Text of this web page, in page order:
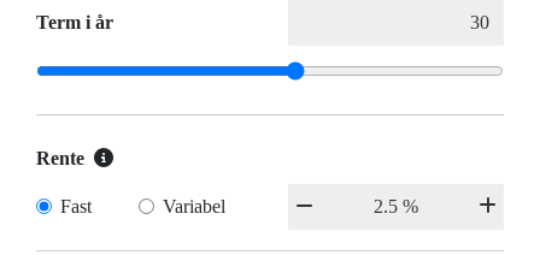
Term i år
Rente
Fast Variabel